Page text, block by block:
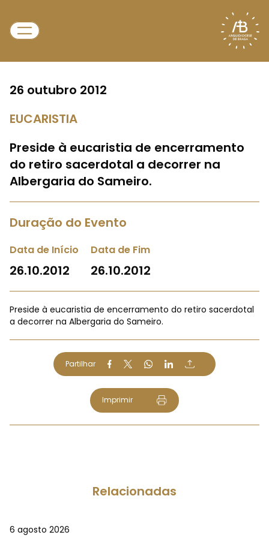
26 outubro 2012
EUCARISTIA
Preside à eucaristia de encerramento
do retiro sacerdotal a decorrer na
Albergaria do Sameiro.
Duração do Evento
Data de Início
26.10.2012
Data de Fim
26.10.2012
Preside à eucaristia de encerramento do retiro sacerdotal
a decorrer na Albergaria do Sameiro.
Partilhar
Imprimir
Relacionadas
6 agosto 2026